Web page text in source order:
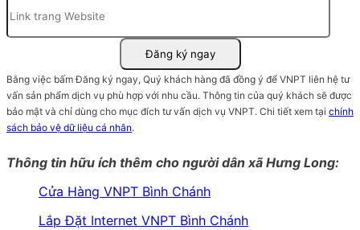
Bằng việc bấm Đăng ký ngay, Quý khách hàng đã đồng ý để VNPT liên hệ tư
vấn sản phẩm dịch vụ phù hợp với nhu cầu. Thông tin của quý khách sẽ được
bảo mật và chỉ dùng cho mục đích tư vấn dịch vụ VNPT. Chi tiết xem tại chính
sách bảo vệ dữ liệu cá nhân.
Thông tin hữu ích thêm cho người dân xã Hưng Long:
Cửa Hàng VNPT Bình Chánh
Lắp Đặt Internet VNPT Bình Chánh